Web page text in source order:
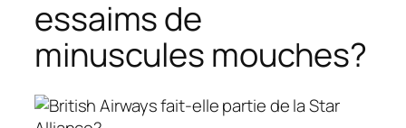
essaims de
minuscules mouches?